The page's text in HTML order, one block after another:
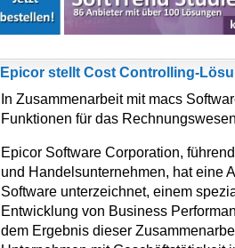
Epicor stellt Cost Controlling-
In Zusammenarbeit mit macs
Funktionen für das
Epicor Software Corporation,
und Handelsunternehmen, hat eine
Software unterzeichnet, einem
Entwicklung von Business
dem Ergebnis dieser